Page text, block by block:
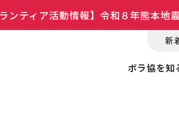
ンティア活動情報】令和８年熊本
新
ボラ協を知